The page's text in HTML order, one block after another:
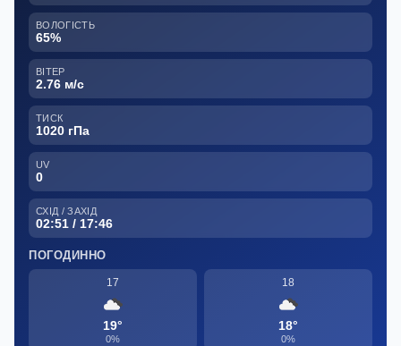
ВОЛОГІСТЬ
65%
ВІТЕР
2.76 м/с
ТИСК
1020 гПа
UV
0
СХІД / ЗАХІД
02:51 / 17:46
ПОГОДИННО
17
19°
0%
18
18°
0%